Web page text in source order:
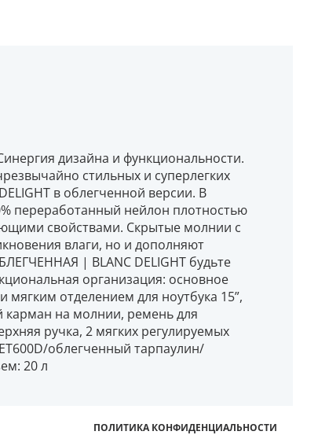
дизайна и функциональности.
стильных и суперлегких
в облегченной версии. В
переработанный нейлон плотностью
свойствами. Скрытые молнии с
влаги, но и дополняют
| BLANC DELIGHT будьте
организация: основное
отделением для ноутбука 15”,
на молнии, ремень для
ручка, 2 мягких регулируемых
облегченный тарпаулин/
20 л
ПОЛИТИКА КОНФИДЕНЦИАЛЬНОСТИ